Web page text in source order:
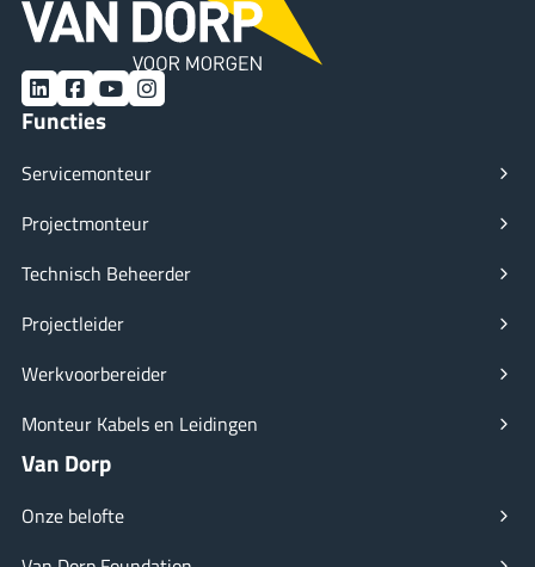
LinkedIn Facebook YouTube Instagram
Functies
Servicemonteur
Projectmonteur
Technisch Beheerder
Projectleider
Werkvoorbereider
Monteur Kabels en Leidingen
Van Dorp
Onze belofte